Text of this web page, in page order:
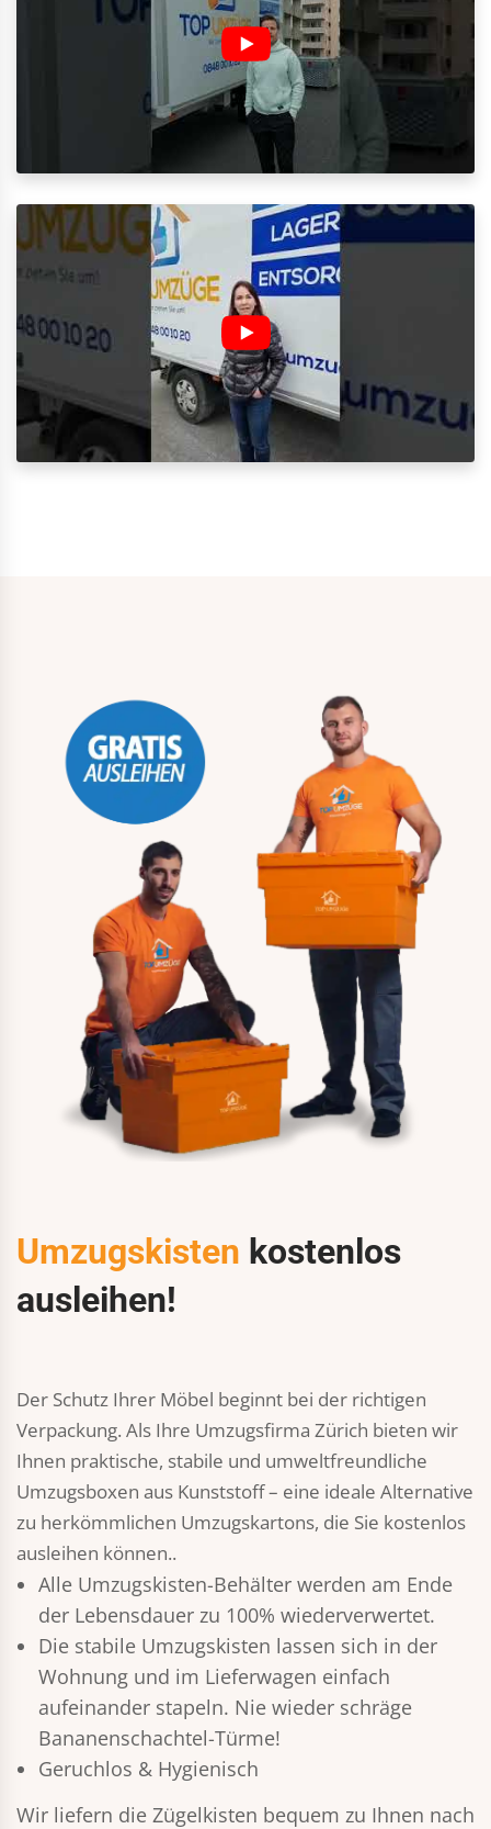
Umzugskisten kostenlos
ausleihen!
Der Schutz Ihrer Möbel beginnt bei der richtigen
Verpackung. Als Ihre Umzugsfirma Zürich bieten wir
Ihnen praktische, stabile und umweltfreundliche
Umzugsboxen aus Kunststoff – eine ideale Alternative
zu herkömmlichen Umzugskartons, die Sie kostenlos
ausleihen können..
Alle Umzugskisten-Behälter werden am Ende
der Lebensdauer zu 100% wiederverwertet.
Die stabile Umzugskisten lassen sich in der
Wohnung und im Lieferwagen einfach
aufeinander stapeln. Nie wieder schräge
Bananenschachtel-Türme!
Geruchlos & Hygienisch
Wir liefern die Zügelkisten bequem zu Ihnen nach